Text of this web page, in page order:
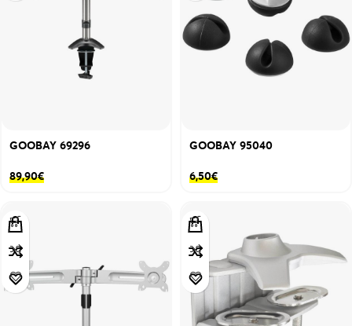
GOOBAY 69296
89,90€
GOOBAY 95040
6,50€